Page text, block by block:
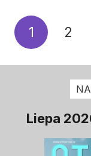
1 2
Liepa